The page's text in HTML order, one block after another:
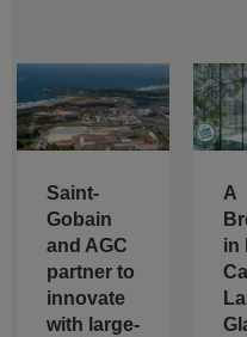
Saint-
Gobain
and AGC
partner to
innovate
with large-
A
in